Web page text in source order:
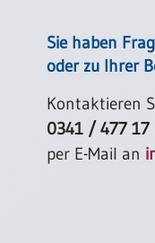
Sie haben
oder zu Ihrer
Kontaktieren
0341 / 477 17
per E-Mail an